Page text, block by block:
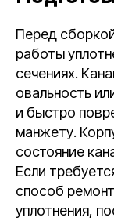
Перед
работы
сечениях.
овальность
и быстро
манжету.
состояние
Если
способ
уплотнения,